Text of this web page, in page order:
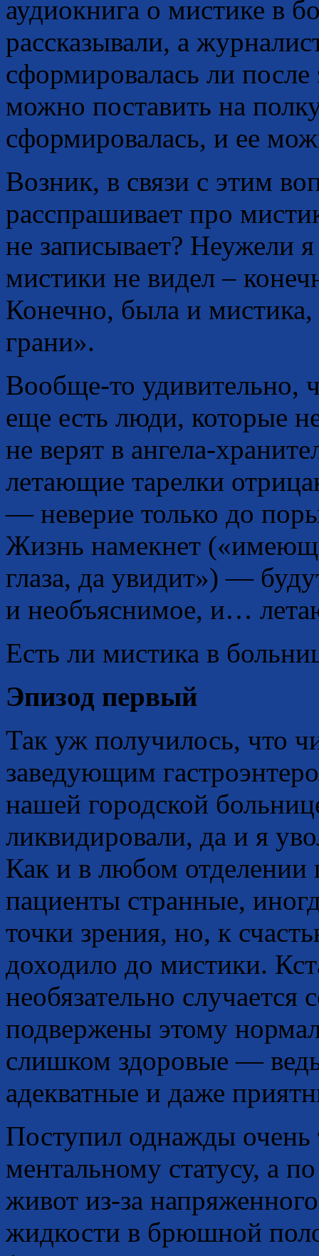
аудиокнига о мистике в
рассказывали, а
сформировалась ли после
можно поставить на
сформировалась, и ее
Возник, в связи с этим
расспрашивает про
не записывает? Неужели
мистики не видел –
Конечно, была и
грани».
Вообще-то удивительно,
еще есть люди, которые
не верят в ангела-
летающие тарелки
— неверие только до
Жизнь намекнет
глаза, да увидит») —
и необъяснимое, и…
Есть ли мистика в
Эпизод первый
Так уж получилось, что
заведующим
нашей городской
ликвидировали, да и я
Как и в любом отделении
пациенты странные,
точки зрения, но, к
доходило до мистики.
необязательно
подвержены этому
слишком здоровые —
адекватные и даже
Поступил однажды
ментальному статусу, а
живот из-за
жидкости в брюшной